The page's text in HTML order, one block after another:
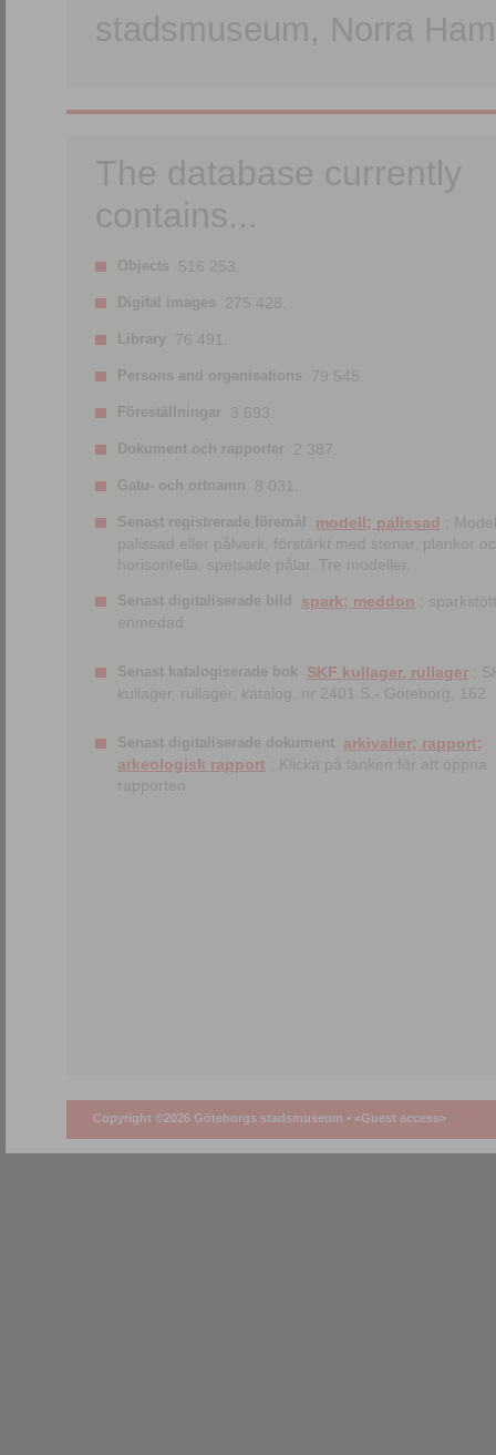
stadsmuseum, Norra
The database currently
contains...
Objects 516 253.
Digital images 275 428.
Library 76 491.
Persons and organisations 79 545.
Föreställningar 3 693.
Dokument och rapporter 2 387.
Gatu- och ortnamn 8 031.
Senast registrerade föremål modell; palissad
;
palissad eller pålverk, förstärkt med stenar, plankor
horisontella, spetsade pålar. Tre modeller.
Senast digitaliserade bild spark; meddon ;
enmedad
Senast katalogiserade bok SKF kullager, rullager ;
kullager, rullager, katalog. nr 2401 S.- Göteborg, 162
Senast digitaliserade dokument arkivalier; rapport;
arkeologisk rapport ; Klicka på länken för att öppna
rapporten
Copyright ©2026 Göteborgs stadsmuseum • <Guest access>